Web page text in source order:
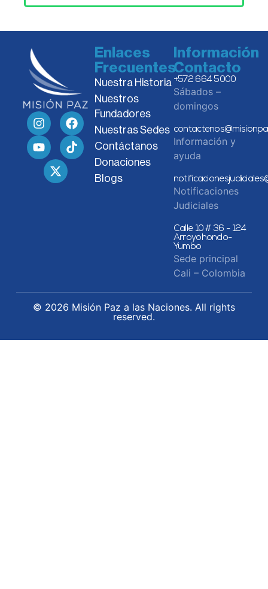
Enlaces
Frecuentes
Nuestra Historia
Nuestros
Fundadores
Nuestras Sedes
Contáctanos
Donaciones
Blogs
Información
Contacto
+572 664 5000
Sábados –
domingos
Información y
ayuda
Notificaciones
Judiciales
Calle 10 # 36 - 124
Arroyohondo-
Yumbo
Sede principal
Cali – Colombia
© 2026 Misión Paz a las Naciones. All rights
reserved.